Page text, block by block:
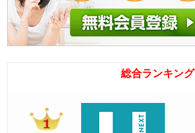
総合ランキング